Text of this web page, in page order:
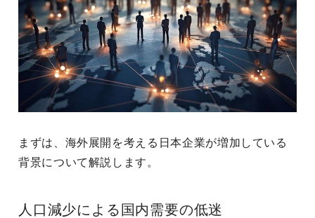
まずは、海外展開を考える日本企業が増加している
背景について解説します。
人口減少による国内需要の低迷